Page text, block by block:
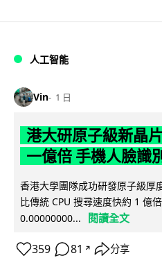
人工智能
Vin 1 日
港大研原子級新晶
一億倍 手機人臉識
香港大學團隊成功研發原子級厚
比傳統 CPU 搜尋速度快約 1 億
0.00000000...
閱讀全文
359 81 ↗ 分享